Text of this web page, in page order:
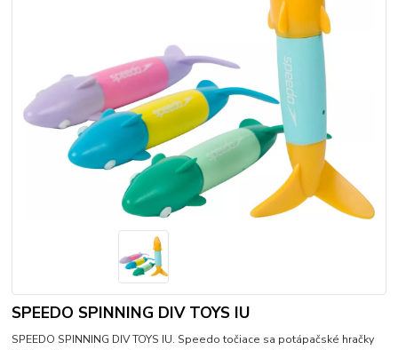
SPEEDO SPINNING DIV TOYS IU
SPEEDO SPINNING DIV TOYS IU. Speedo točiace sa potápačské hračky